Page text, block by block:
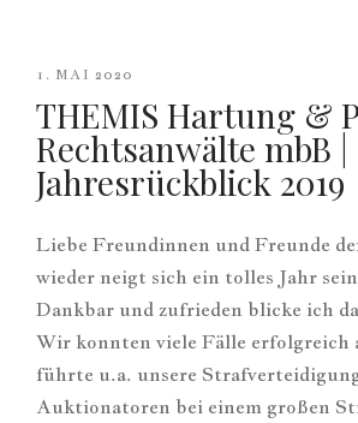
1. MAI 2020
THEMIS Hartung &
Rechtsanwälte mbB |
Jahresrückblick 2019
Liebe Freundinnen und Freunde
wieder neigt sich ein tolles Jahr
Dankbar und zufrieden blicke ich
Wir konnten viele Fälle erfolgreich
führte u.a. unsere
Auktionatoren bei einem großen